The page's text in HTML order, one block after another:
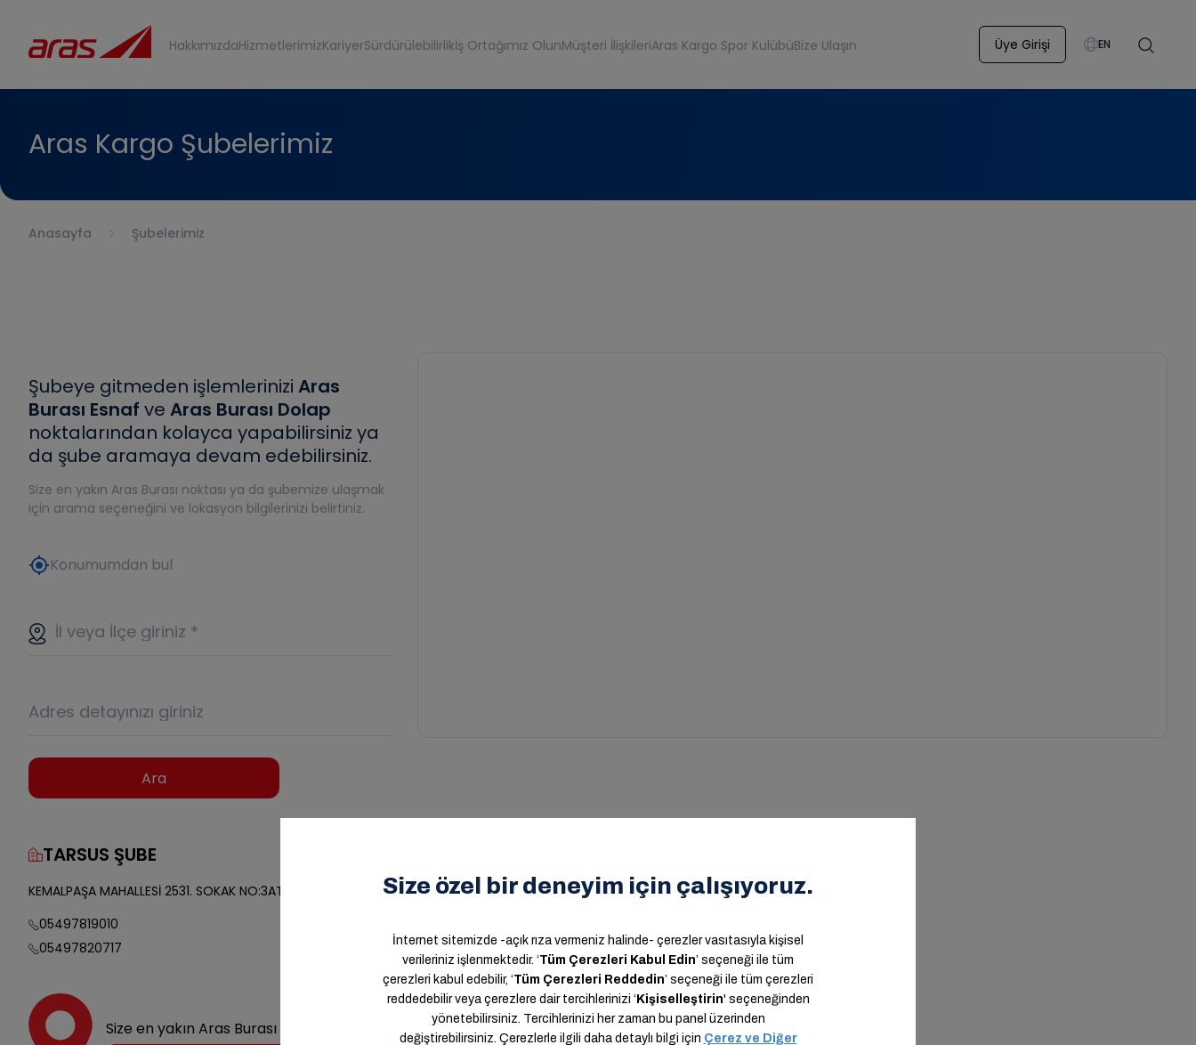
HakkımızdaHizmetlerimizKariyerSürdürülebilirlikİş Ortağımız OlunMüşteri İlişkileriAras Kargo Spor KulübüBize Ulaşın Üye Girişi EN
Aras Kargo Şubelerimiz
Anasayfa Şubelerimiz
Şubeye gitmeden işlemlerinizi Aras
Burası Esnaf ve Aras Burası Dolap
noktalarından kolayca yapabilirsiniz ya
da şube aramaya devam edebilirsiniz.
Size en yakın Aras Burası noktası ya da şubemize ulaşmak
için arama seçeneğini ve lokasyon bilgilerinizi belirtiniz.
my_locationKonumumdan bul
İl veya İlçe giriniz *
Adres detayınızı giriniz
Ara
TARSUS ŞUBE
KEMALPAŞA MAHALLESİ 2531. SOKAK NO:3ATARSUS MERSİN/
05497819010
05497820717
Size en yakın Aras Burası noktasını keşfedin,